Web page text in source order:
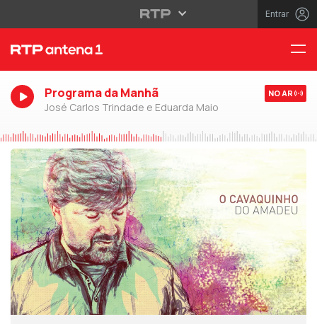
Entrar
Programa da Manhã
José Carlos Trindade e Eduarda Maio
NO AR